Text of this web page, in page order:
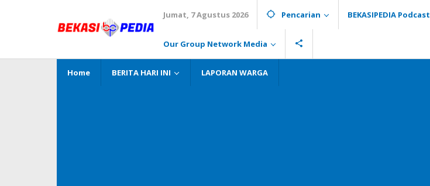
Jumat, 7 Agustus 2026 Pencarian BEKASIPEDIA Podcast
Our Group Network Media
Home BERITA HARI INI LAPORAN WARGA